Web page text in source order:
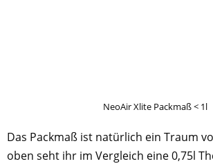
NeoAir Xlite Packmaß < 1l
Das Packmaß ist natürlich ein Traum
oben seht ihr im Vergleich eine 0,75l